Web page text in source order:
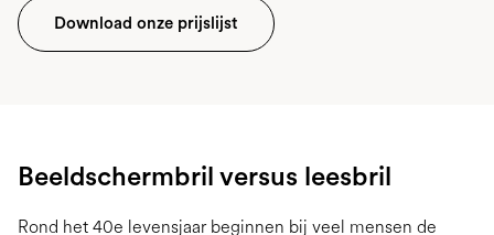
Download onze prijslijst
Beeldschermbril versus leesbril
Rond het 40e levensjaar beginnen bij veel mensen de